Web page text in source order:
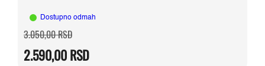
Dostupno odmah
3.050,00RSDOriginalna
cena
bila:
3.050,00 RSD.
2.590,00RSD
Trenutna
cena
2.590,00 RSD.